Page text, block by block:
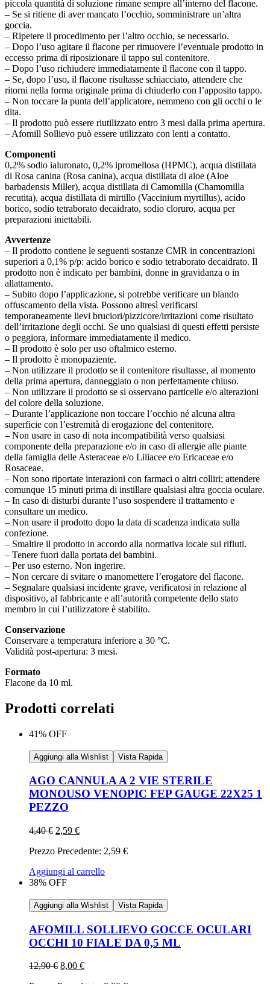
piccola quantità di soluzione rimane sempre all’interno del flacone.
– Se si ritiene di aver mancato l’occhio, somministrare un’altra
goccia.
– Ripetere il procedimento per l’altro occhio, se necessario.
– Dopo l’uso agitare il flacone per rimuovere l’eventuale prodotto in
eccesso prima di riposizionare il tappo sul contenitore.
– Dopo l’uso richiudere immediatamente il flacone con il tappo.
– Se, dopo l’uso, il flacone risultasse schiacciato, attendere che
ritorni nella forma originale prima di chiuderlo con l’apposito tappo.
– Non toccare la punta dell’applicatore, nemmeno con gli occhi o le
dita.
– Il prodotto può essere riutilizzato entro 3 mesi dalla prima apertura.
– Afomill Sollievo può essere utilizzato con lenti a contatto.
Componenti
0,2% sodio ialuronato, 0,2% ipromellosa (HPMC), acqua distillata
di Rosa canina (Rosa canina), acqua distillata di aloe (Aloe
barbadensis Miller), acqua distillata di Camomilla (Chamomilla
recutita), acqua distillata di mirtillo (Vaccinium myrtillus), acido
borico, sodio tetraborato decaidrato, sodio cloruro, acqua per
preparazioni iniettabili.
Avvertenze
– Il prodotto contiene le seguenti sostanze CMR in concentrazioni
superiori a 0,1% p/p: acido borico e sodio tetraborato decaidrato. Il
prodotto non è indicato per bambini, donne in gravidanza o in
allattamento.
– Subito dopo l’applicazione, si potrebbe verificare un blando
offuscamento della vista. Possono altresì verificarsi
temporaneamente lievi bruciori/pizzicore/irritazioni come risultato
dell’irritazione degli occhi. Se uno qualsiasi di questi effetti persiste
o peggiora, informare immediatamente il medico.
– Il prodotto è solo per uso oftalmico esterno.
– Il prodotto è monopaziente.
– Non utilizzare il prodotto se il contenitore risultasse, al momento
della prima apertura, danneggiato o non perfettamente chiuso.
– Non utilizzare il prodotto se si osservano particelle e/o alterazioni
del colore della soluzione.
– Durante l’applicazione non toccare l’occhio né alcuna altra
superficie con l’estremità di erogazione del contenitore.
– Non usare in caso di nota incompatibilità verso qualsiasi
componente della preparazione e/o in caso di allergie alle piante
della famiglia delle Asteraceae e/o Liliacee e/o Ericaceae e/o
Rosaceae.
– Non sono riportate interazioni con farmaci o altri colliri; attendere
comunque 15 minuti prima di instillare qualsiasi altra goccia oculare.
– In caso di disturbi durante l’uso sospendere il trattamento e
consultare un medico.
– Non usare il prodotto dopo la data di scadenza indicata sulla
confezione.
– Smaltire il prodotto in accordo alla normativa locale sui rifiuti.
– Tenere fuori dalla portata dei bambini.
– Per uso esterno. Non ingerire.
– Non cercare di svitare o manomettere l’erogatore del flacone.
– Segnalare qualsiasi incidente grave, verificatosi in relazione al
dispositivo, al fabbricante e all’autorità competente dello stato
membro in cui l’utilizzatore è stabilito.
Conservazione
Conservare a temperatura inferiore a 30 °C.
Validità post-apertura: 3 mesi.
Formato
Flacone da 10 ml.
Prodotti correlati
41% OFF
Aggiungi alla Wishlist Vista Rapida
AGO CANNULA A 2 VIE STERILE
MONOUSO VENOPIC FEP GAUGE 22X25 1
PEZZO
4,40€ 2,59 €
Prezzo Precedente: 2,59 €
Aggiungi al carrello
38% OFF
Aggiungi alla Wishlist Vista Rapida
AFOMILL SOLLIEVO GOCCE OCULARI
OCCHI 10 FIALE DA 0,5 ML
12,90€ 8,00 €